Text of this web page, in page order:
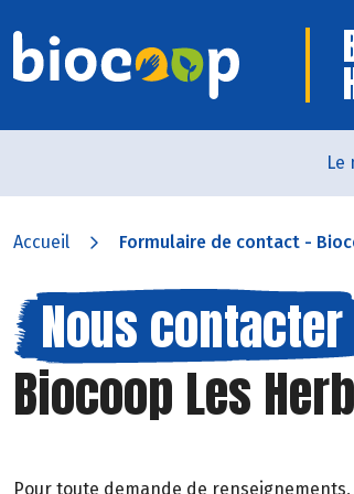
Le
Accueil Formulaire de contact -
Nous contacter
Biocoop Les
Pour toute demande de